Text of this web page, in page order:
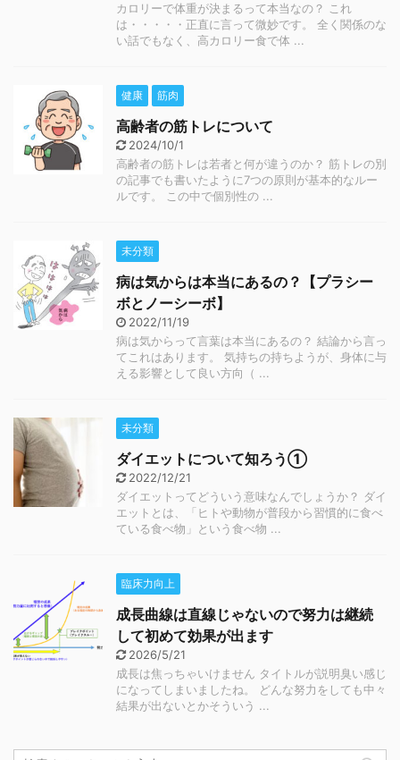
カロリーで体重が決まるって本当なの？ これ
は・・・・・正直に言って微妙です。 全く関係のな
い話でもなく、高カロリー食で体 ...
健康 筋肉
高齢者の筋トレについて
2024/10/1
高齢者の筋トレは若者と何が違うのか？ 筋トレの別
の記事でも書いたように7つの原則が基本的なルー
ルです。 この中で個別性の ...
未分類
病は気からは本当にあるの？【プラシー
ボとノーシーボ】
2022/11/19
病は気からって言葉は本当にあるの？ 結論から言っ
てこれはあります。 気持ちの持ちようが、身体に与
える影響として良い方向（ ...
未分類
ダイエットについて知ろう①
2022/12/21
ダイエットってどういう意味なんでしょうか？ ダイ
エットとは、「ヒトや動物が普段から習慣的に食べ
ている食べ物」という食べ物 ...
臨床力向上
成長曲線は直線じゃないので努力は継続
して初めて効果が出ます
2026/5/21
成長は焦っちゃいけません タイトルが説明臭い感じ
になってしまいましたね。 どんな努力をしても中々
結果が出ないとかそういう ...